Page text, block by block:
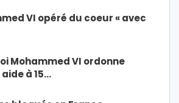
VI opéré du coeur « avec
Mohammed VI ordonne
aide à 15…